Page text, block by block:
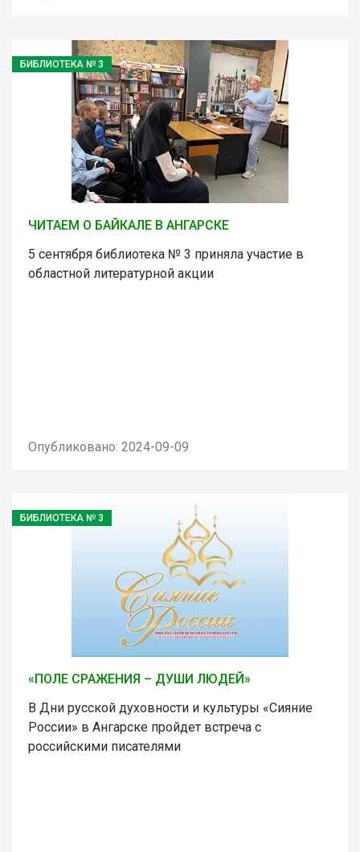
БИБЛИОТЕКА № 3
ЧИТАЕМ О БАЙКАЛЕ В АНГАРСКЕ
5 сентября библиотека № 3 приняла участие в
областной литературной акции
Опубликовано: 2024-09-09
БИБЛИОТЕКА № 3
«ПОЛЕ СРАЖЕНИЯ – ДУШИ ЛЮДЕЙ»
В Дни русской духовности и культуры «Сияние
России» в Ангарске пройдет встреча с
российскими писателями